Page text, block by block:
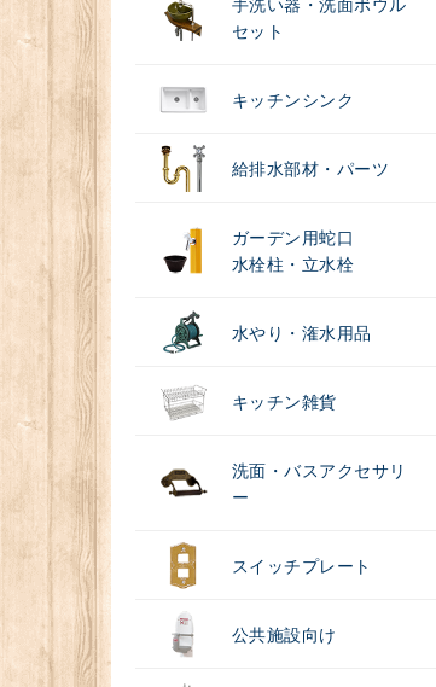
手洗い器・洗面ボウル
セット
キッチンシンク
給排水部材・パーツ
ガーデン用蛇口
水栓柱・立水栓
水やり・潅水用品
キッチン雑貨
洗面・バスアクセサリ
ー
スイッチプレート
公共施設向け